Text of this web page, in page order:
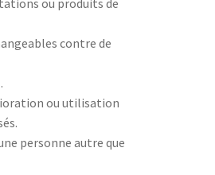
contre de
ou utilisation
personne autre que